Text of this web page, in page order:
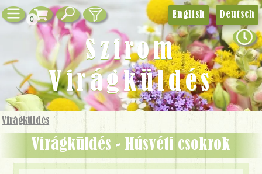
0
Virágküldés
Virágküldés - Húsvéti csokrok
English Deutsch
Szirom
Virágküldés